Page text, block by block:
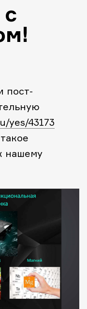
пост-
yes/43173
нашему